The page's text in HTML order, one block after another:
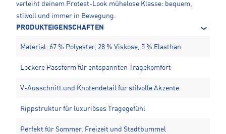
verleiht deinem Protest-Look mühelose Klasse: bequem,
stilvoll und immer in Bewegung.
PRODUKTEIGENSCHAFTEN
Material: 67 % Polyester, 28 % Viskose, 5 % Elasthan
Lockere Passform für entspannten Tragekomfort
V-Ausschnitt und Knotendetail für stilvolle Akzente
Rippstruktur für luxuriöses Tragegefühl
Perfekt für Sommer, Freizeit und Stadtbummel